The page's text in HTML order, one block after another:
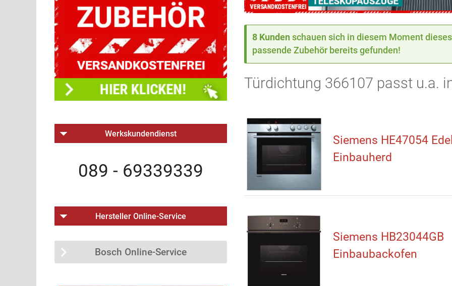
8 Kunden schauen sich in diesem Moment
passende Zubehör bereits gefunden!
Türdichtung 366107 passt u.a.
Siemens HE47054
Einbauherd
Siemens HB23044GB
Einbaubackofen
Werkskundendienst
089 - 69339339
Hersteller Online-Service
Bosch Online-Service